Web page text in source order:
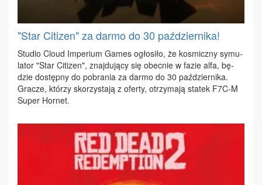
"Star Citizen" za darmo do 30 października!
Stu­dio Clo­ud Im­pe­rium Ga­mes ogło­si­ło, że ko­smicz­ny sy­mu­
la­tor "Star Ci­ti­zen", znaj­du­ją­cy się obec­nie w fa­zie al­fa, bę­
dzie do­stęp­ny do po­bra­nia za dar­mo do 30 paź­dzier­ni­ka.
Gra­cze, któ­rzy sko­rzy­sta­ją z ofer­ty, otrzy­ma­ją sta­tek F7C-M
Su­per Hor­net.